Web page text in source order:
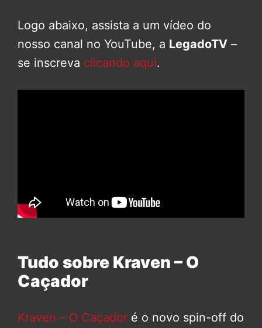
Logo abaixo, assista a um vídeo do
nosso canal no YouTube, a LegadoTV –
se inscreva clicando aqui.
Tudo sobre Kraven – O
Caçador
Kraven – O Caçador é o novo spin-off do